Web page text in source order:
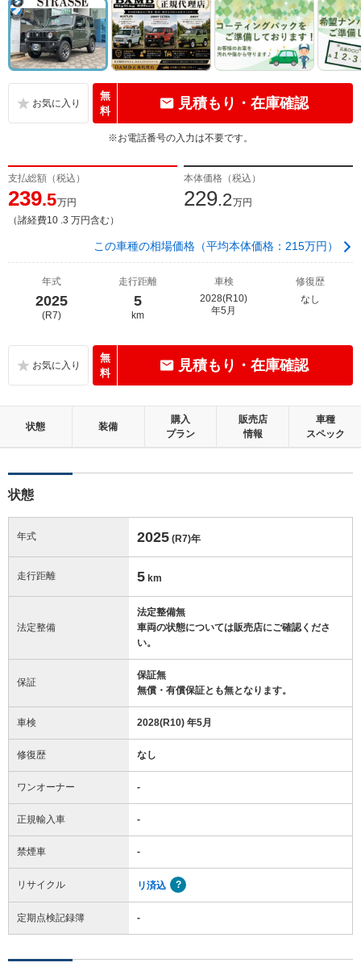
無
料
見積もり・在庫確認
※お電話番号の入力は不要です。
支払総額（税込）
239.5万円
（諸経費10 .3 万円含む）
本体価格（税込）
229.2万円
この車種の相場価格（平均本体価格：215万円）
年式
2025
(R7)
走行距離
5
km
車検
2028(R10)
年5月
修復歴
なし
無
料
見積もり・在庫確認
状態 装備
購入
プラン
販売店
情報
車種
スペック
状態
年式 2025 (R7)年
走行距離 5 km
法定整備
法定整備無
車両の状態については販売店にご確認くださ
い。
保証
保証無
無償・有償保証とも無となります。
車検 2028(R10) 年5月
修復歴 なし
ワンオーナー -
正規輸入車 -
禁煙車 -
リサイクル リ済込
定期点検記録簿 -